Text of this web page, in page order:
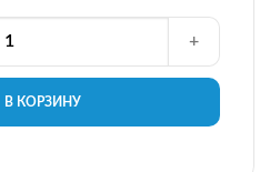
В КОРЗИНУ
+